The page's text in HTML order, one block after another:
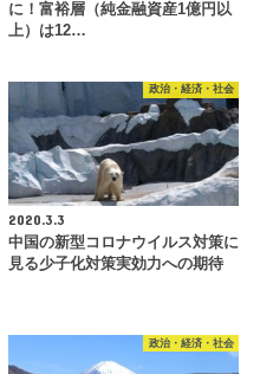
に！富裕層（純金融資産1億円以
上）は12…
政治・経済・社会
2020.3.3
中国の新型コロナウイルス対策に
見る少子化対策実効力への期待
政治・経済・社会